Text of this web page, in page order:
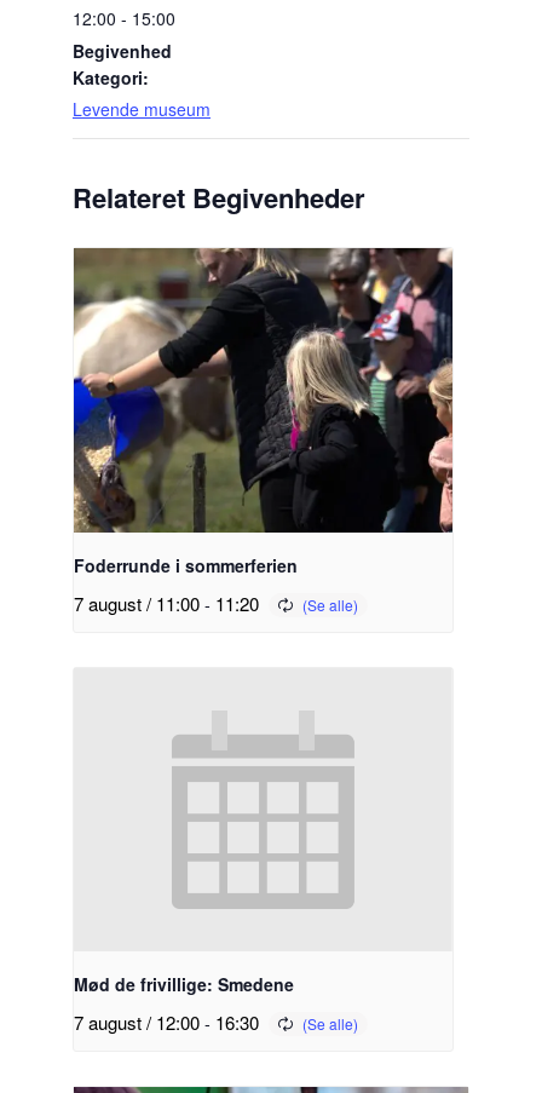
12:00 - 15:00
Begivenhed
Kategori:
Levende museum
Relateret Begivenheder
Foderrunde i sommerferien
7 august / 11:00- 11:20
Mød de frivillige: Smedene
7 august / 12:00- 16:30